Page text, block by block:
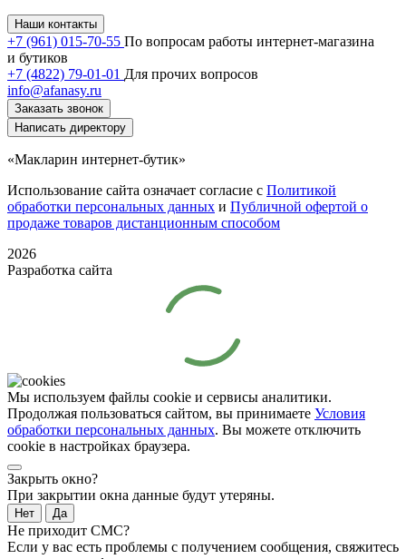
Наши контакты
+7 (961) 015-70-55 По вопросам работы интернет-магазина
и бутиков
+7 (4822) 79-01-01 Для прочих вопросов
info@afanasy.ru
Заказать звонок
Написать директору
«Макларин интернет-бутик»
Использование сайта означает согласие с Политикой
обработки персональных данных и Публичной офертой о
продаже товаров дистанционным способом
2026
Разработка сайта
Мы используем файлы cookie и сервисы аналитики.
Продолжая пользоваться сайтом, вы принимаете Условия
обработки персональных данных. Вы можете отключить
cookie в настройках браузера.
Закрыть окно?
При закрытии окна данные будут утеряны.
Нет Да
Не приходит СМС?
Если у вас есть проблемы с получением сообщения, свяжитесь